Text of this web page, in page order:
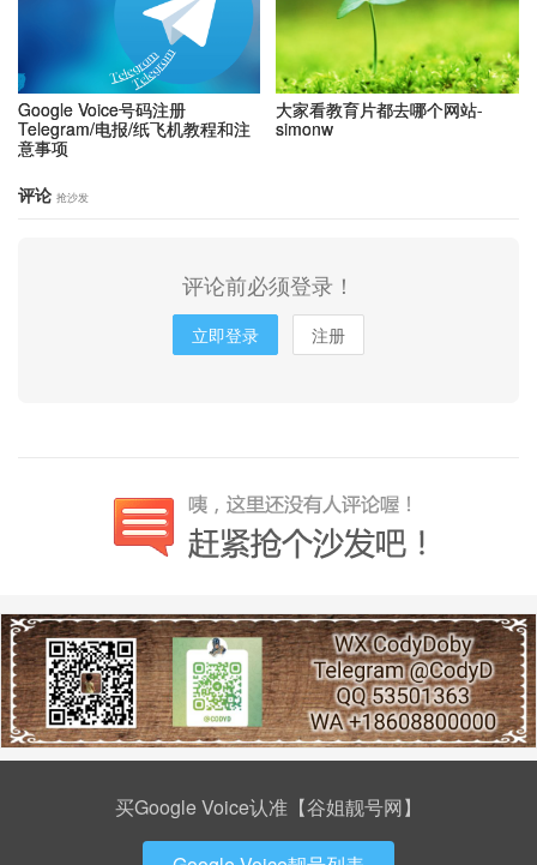
Google Voice号码注册
Telegram/电报/纸飞机教程和注
意事项
大家看教育片都去哪个网站-
simonw
评论 抢沙发
评论前必须登录！
立即登录 注册
买Google Voice认准【谷姐靓号网】